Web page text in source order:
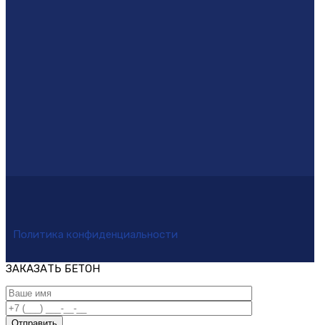
Политика конфиденциальности
ЗАКАЗАТЬ БЕТОН